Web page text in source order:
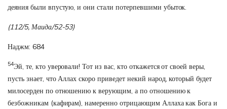
деяния были впустую, и они стали потерпевшими убыток.
(112/5, Маида/52-53)
Наджм: 684
54Эй, те, кто уверовали! Тот из вас, кто откажется от своей веры,
пусть знает, что Аллах скоро приведет некий народ, который будет
милосерден по отношению к верующим, а по отношению к
безбожникам (кафирам), намеренно отрицающим Аллаха как Бога и